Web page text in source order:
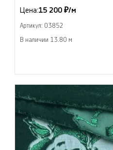
Цена:15 200 ₽/м
Артикул: 03852
В наличии 13.80 м